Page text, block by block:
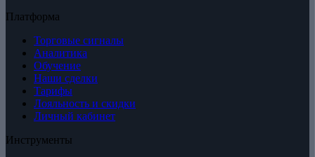
Платформа
Торговые сигналы
Аналитика
Обучение
Наши сделки
Тарифы
Лояльность и скидки
Личный кабинет
Инструменты